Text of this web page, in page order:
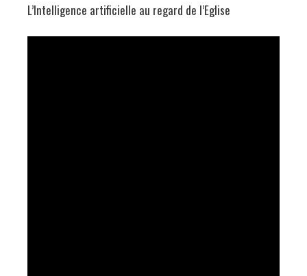
L’Intelligence artificielle au regard de l’Eglise